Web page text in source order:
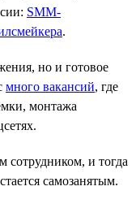
SMM-
.
но и готовое
много вакансий, где
монтажа
сотрудником, и тогда
самозанятым.